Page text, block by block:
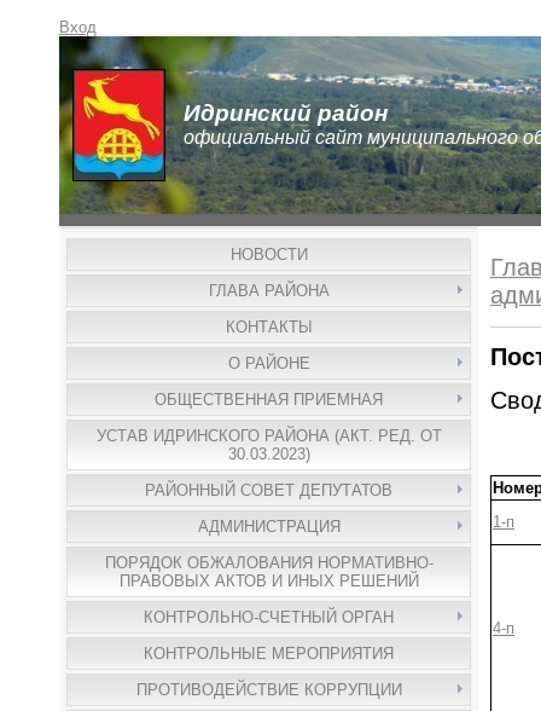
Вход
Идринский район
официальный сайт муниципального
НОВОСТИ
ГЛАВА РАЙОНА
КОНТАКТЫ
О РАЙОНЕ
ОБЩЕСТВЕННАЯ ПРИЕМНАЯ
УСТАВ ИДРИНСКОГО РАЙОНА (АКТ. РЕД. ОТ
30.03.2023)
РАЙОННЫЙ СОВЕТ ДЕПУТАТОВ
АДМИНИСТРАЦИЯ
ПОРЯДОК ОБЖАЛОВАНИЯ НОРМАТИВНО-
ПРАВОВЫХ АКТОВ И ИНЫХ РЕШЕНИЙ
КОНТРОЛЬНО-СЧЕТНЫЙ ОРГАН
КОНТРОЛЬНЫЕ МЕРОПРИЯТИЯ
ПРОТИВОДЕЙСТВИЕ КОРРУПЦИИ
1-п
4-п